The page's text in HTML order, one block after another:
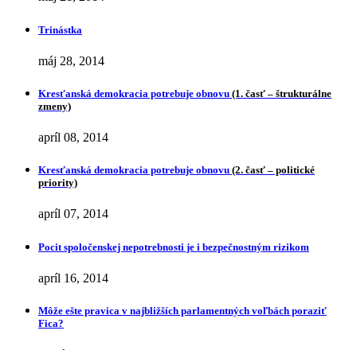
Trinástka
máj 28, 2014
Kresťanská demokracia potrebuje obnovu (1. časť – štrukturálne
zmeny)
apríl 08, 2014
Kresťanská demokracia potrebuje obnovu (2. časť – politické
priority)
apríl 07, 2014
Pocit spoločenskej nepotrebnosti je i bezpečnostným rizikom
apríl 16, 2014
Môže ešte pravica v najbližších parlamentných voľbách poraziť
Fica?